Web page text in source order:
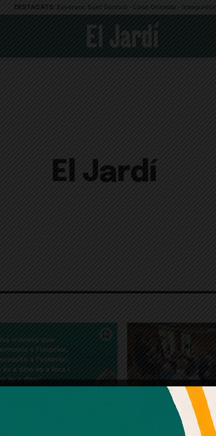
DESTACATS: Esvoranc Sant Gervasi · Casa Orlandai · Inseguretat
El Jardí
Amb el seu acord, nosaltres fem servir galetes o